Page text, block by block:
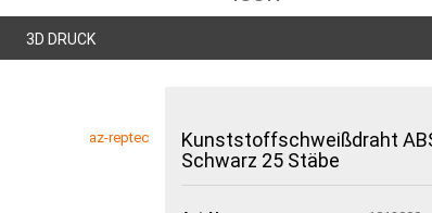
Klebesticks
Heißklebedüsen
3D DRUCK
az-reptec
Kunststoffschweißdraht
Schwarz 25 Stäbe